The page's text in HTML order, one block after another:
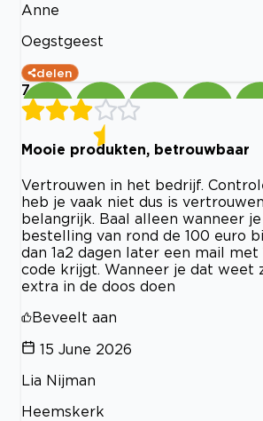
Anne
Oegstgeest
delen
7
Mooie produkten, betrouwbaar
Vertrouwen in het bedrijf.
heb je vaak niet dus is
belangrijk. Baal alleen wanneer
bestelling van rond de 100 euro
dan 1a2 dagen later een mail met
code krijgt. Wanneer je dat weet
extra in de doos doen
Beveelt aan
15 June 2026
Lia Nijman
Heemskerk